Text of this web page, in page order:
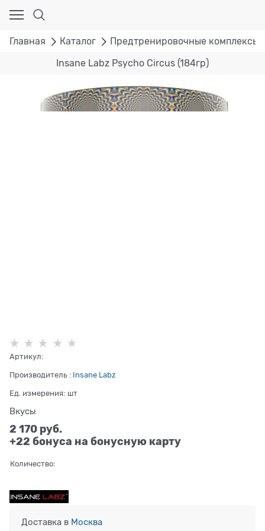
Главная Каталог Предтренировочные комплексы
Insane Labz Psycho Circus (184гр)
Артикул:
Производитель : Insane Labz
Ед. измерения: шт
Вкусы
2 170 руб.
+22 бонуса на бонусную карту
Количество:
Доставка в Москва